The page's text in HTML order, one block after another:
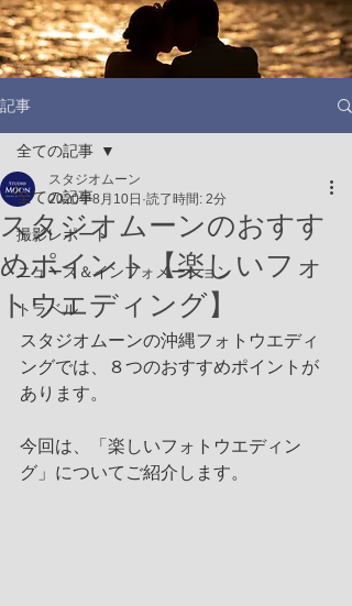
記事
全ての記事
撮影レポート
ニュース＆インフォメーション
トラベル
全ての記事
スタジオムーンのおすす
めポイント【楽しいフォ
トウエディング】
スタジオムーン
2020年8月10日 読了時間: 2分
スタジオムーンの沖縄フォトウエディ
ングでは、８つのおすすめポイントが
あります。
今回は、「楽しいフォトウエディン
グ」についてご紹介します。